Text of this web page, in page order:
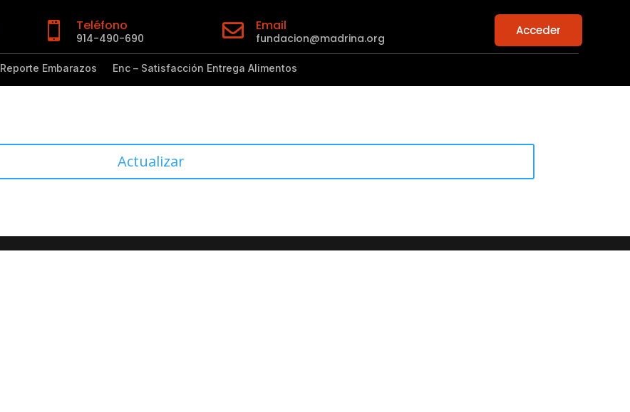
 Teléfono
914-490-690  Email
fundacion@madrina.org
Acceder
Reporte Embarazos Enc – Satisfacción Entrega Alimentos
Actualizar